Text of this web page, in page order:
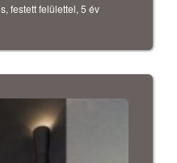
festett felülettel, 5 év